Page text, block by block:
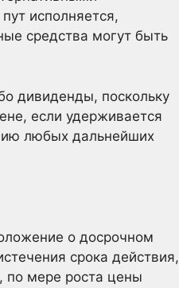
исполняется,
средства могут быть
дивиденды, поскольку
если удерживается
любых дальнейших
о досрочном
срока действия,
по мере роста цены